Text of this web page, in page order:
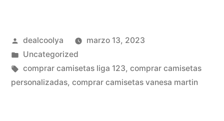
Publicado
por
dealcoolya
marzo 13, 2023
Publicado
en
Uncategorized
Etiquetas:
comprar camisetas liga 123, comprar camisetas
personalizadas, comprar camisetas vanesa martin